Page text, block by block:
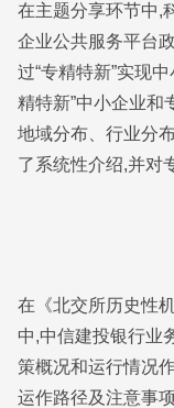
在主题分享环节中,
企业公共服务平台
过“专精特新”实现
精特新”中小企业和
地域分布、行业分
了系统性介绍,并对
在《北交所历史性
中,中信建投银行业
策概况和运行情况
运作路径及注意事